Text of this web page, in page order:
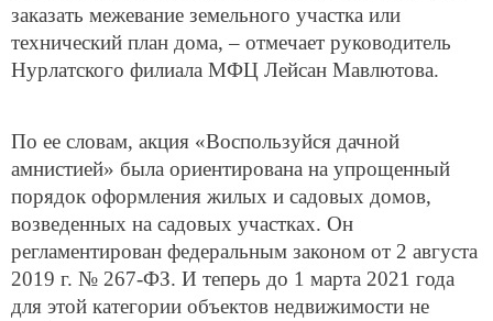
заказать межевание земельного участка или
технический план дома, – отмечает руководитель
Нурлатского филиала МФЦ Лейсан Мавлютова.
По ее словам, акция «Воспользуйся дачной
амнистией» была ориентирована на упрощенный
порядок оформления жилых и садовых домов,
возведенных на садовых участках. Он
регламентирован федеральным законом от 2 августа
2019 г. № 267-ФЗ. И теперь до 1 марта 2021 года
для этой категории объектов недвижимости не